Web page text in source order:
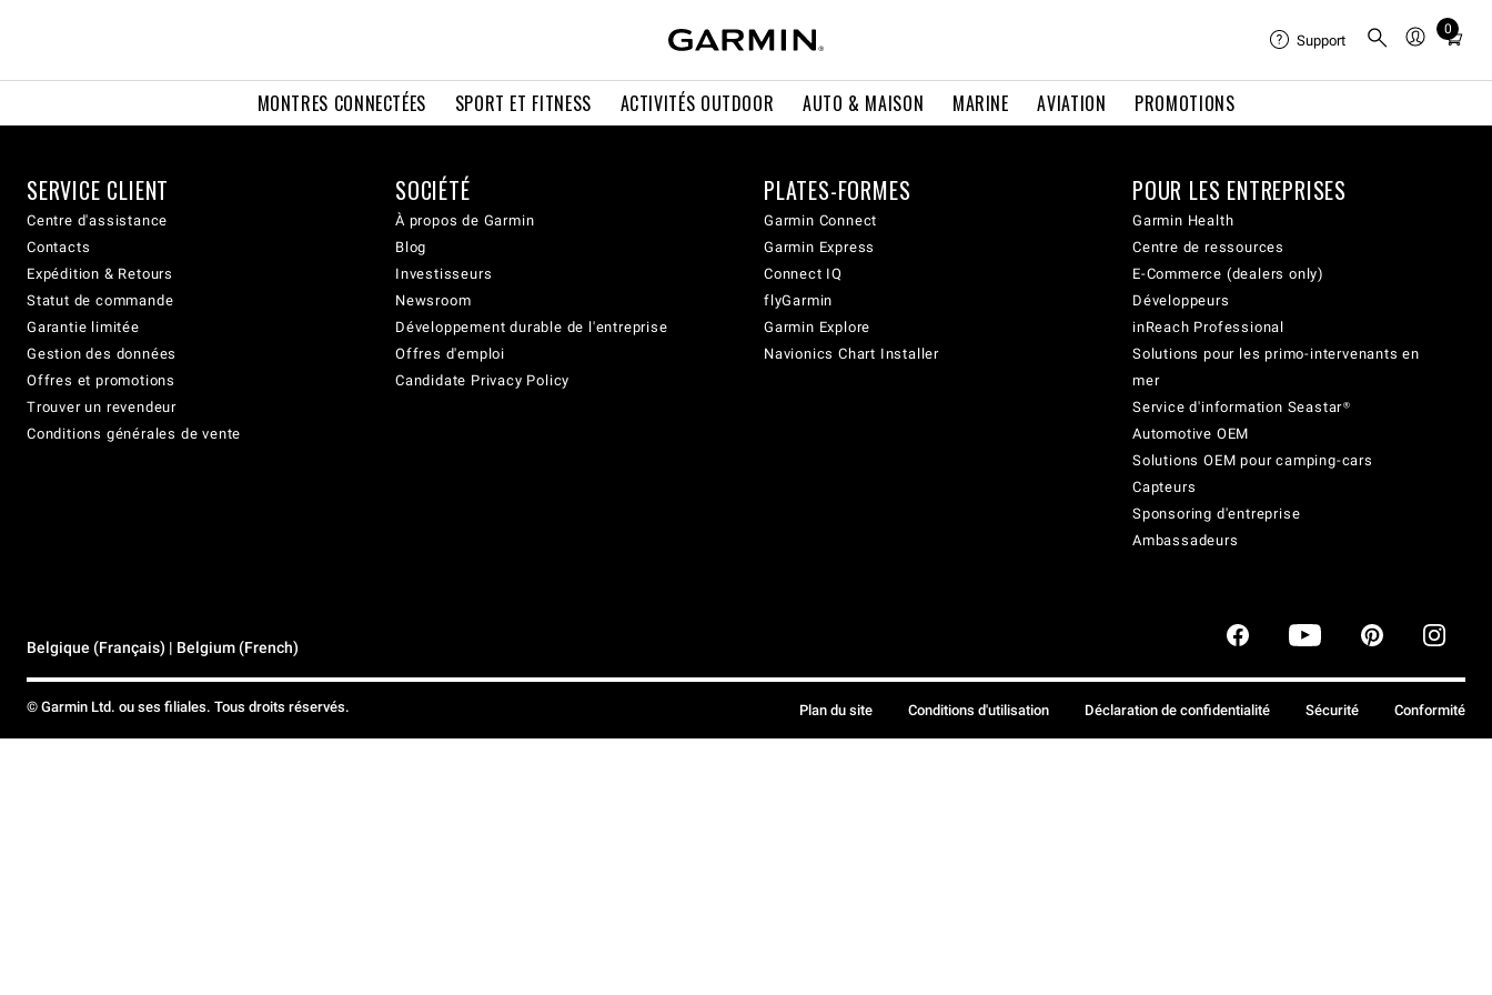
MONTRES CONNECTÉES SPORT ET FITNESS ACTIVITÉS OUTDOOR AUTO & MAISON MARINE AVIATION PROMOTIONS
Support
0
Total
cart:
SERVICE CLIENT
Centre d'assistance
Contacts
Expédition & Retours
Statut de commande
Garantie limitée
Gestion des données
Offres et promotions
Trouver un revendeur
Conditions générales de vente
SOCIÉTÉ
À propos de Garmin
Blog
Investisseurs
Newsroom
Développement durable de l'entreprise
Offres d'emploi
Candidate Privacy Policy
PLATES-FORMES
Garmin Connect
Garmin Express
Connect IQ
flyGarmin
Garmin Explore
Navionics Chart Installer
POUR LES ENTREPRISES
Garmin Health
Centre de ressources
E-Commerce (dealers only)
Développeurs
inReach Professional
Solutions pour les primo-intervenants en
mer
Service d'information Seastar®
Automotive OEM
Solutions OEM pour camping-cars
Capteurs
Sponsoring d'entreprise
Ambassadeurs
Belgique (Français) | Belgium (French)
© Garmin Ltd. ou ses filiales. Tous droits réservés. Plan du site Conditions d'utilisation Déclaration de confidentialité Sécurité Conformité